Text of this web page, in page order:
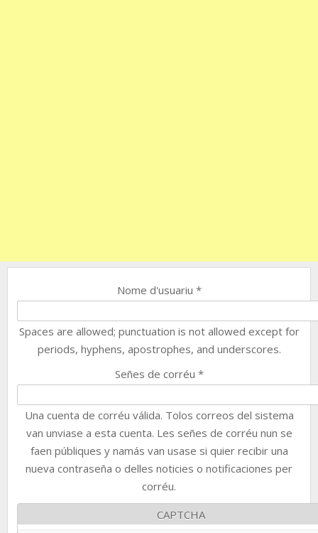
Nome d'usuariu *
Spaces are allowed; punctuation is not allowed except for
periods, hyphens, apostrophes, and underscores.
Señes de corréu *
Una cuenta de corréu válida. Tolos correos del sistema
van unviase a esta cuenta. Les señes de corréu nun se
faen públiques y namás van usase si quier recibir una
nueva contraseña o delles noticies o notificaciones per
corréu.
CAPTCHA